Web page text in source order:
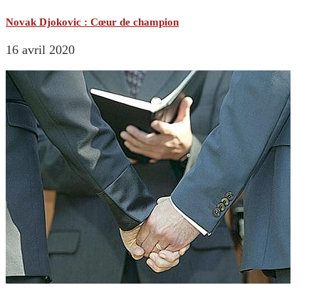
Novak Djokovic : Cœur de champion
16 avril 2020